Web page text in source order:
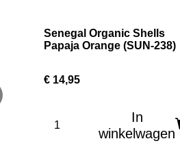
Senegal Organic Shells
Papaja Orange (SUN-238)
€ 14,95
In
winkelwagen